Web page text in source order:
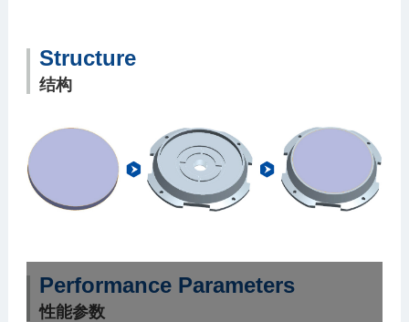
Structure
结构
Performance Parameters
性能参数